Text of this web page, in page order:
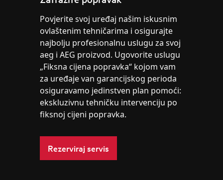
Povjerite svoj uređaj našim iskusnim
ovlaštenim tehničarima i osigurajte
najbolju profesionalnu uslugu za svoj
aeg i AEG proizvod. Ugovorite uslugu
„Fiksna cijena popravka“ kojom vam
za uređaje van garancijskog perioda
osiguravamo jedinstven plan pomoći:
ekskluzivnu tehničku intervenciju po
fiksnoj cijeni popravka.
Rezerviraj servis